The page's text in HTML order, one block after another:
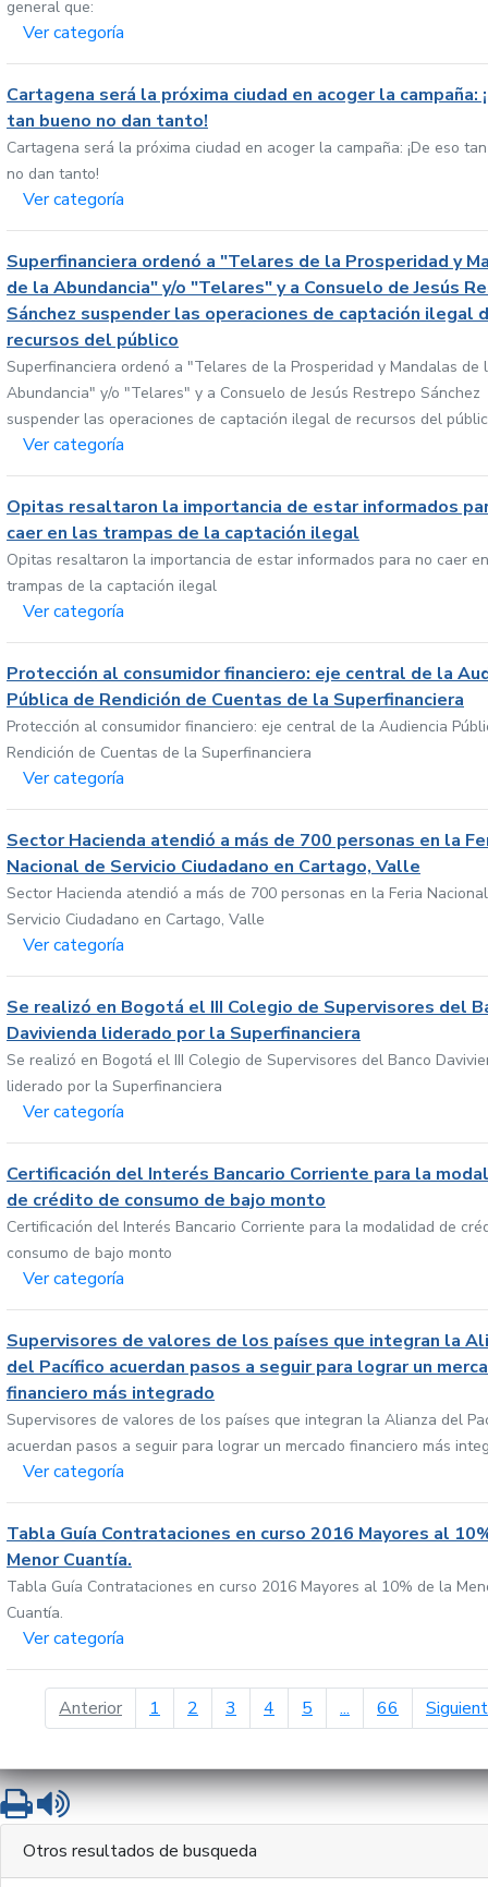
general que:
Ver categoría
Cartagena será la próxima ciudad en acoger la campaña:
tan bueno no dan tanto!
Cartagena será la próxima ciudad en acoger la campaña: ¡De eso
no dan tanto!
Ver categoría
Superfinanciera ordenó a "Telares de la Prosperidad y
de la Abundancia" y/o "Telares" y a Consuelo de Jesús
Sánchez suspender las operaciones de captación ilegal
recursos del público
Superfinanciera ordenó a "Telares de la Prosperidad y Mandalas de
Abundancia" y/o "Telares" y a Consuelo de Jesús Restrepo Sánchez
suspender las operaciones de captación ilegal de recursos del
Ver categoría
Opitas resaltaron la importancia de estar informados
caer en las trampas de la captación ilegal
Opitas resaltaron la importancia de estar informados para no caer
trampas de la captación ilegal
Ver categoría
Protección al consumidor financiero: eje central de la
Pública de Rendición de Cuentas de la Superfinanciera
Protección al consumidor financiero: eje central de la Audiencia
Rendición de Cuentas de la Superfinanciera
Ver categoría
Sector Hacienda atendió a más de 700 personas en la
Nacional de Servicio Ciudadano en Cartago, Valle
Sector Hacienda atendió a más de 700 personas en la Feria
Servicio Ciudadano en Cartago, Valle
Ver categoría
Se realizó en Bogotá el III Colegio de Supervisores del
Davivienda liderado por la Superfinanciera
Se realizó en Bogotá el III Colegio de Supervisores del Banco
liderado por la Superfinanciera
Ver categoría
Certificación del Interés Bancario Corriente para la
de crédito de consumo de bajo monto
Certificación del Interés Bancario Corriente para la modalidad de
consumo de bajo monto
Ver categoría
Supervisores de valores de los países que integran la
del Pacífico acuerdan pasos a seguir para lograr un
financiero más integrado
Supervisores de valores de los países que integran la Alianza del
acuerdan pasos a seguir para lograr un mercado financiero más
Ver categoría
Tabla Guía Contrataciones en curso 2016 Mayores al
Menor Cuantía.
Tabla Guía Contrataciones en curso 2016 Mayores al 10% de la
Cuantía.
Ver categoría
Anteriorpágina anterior
1 2 3 4 5 ... 66
ImprimirLeer contenido
Otros resultados de busqueda